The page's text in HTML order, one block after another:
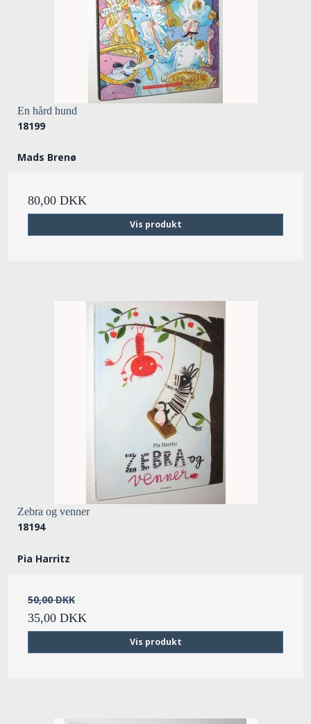
En hård hund
18199
Mads Brenø
80,00 DKK
Vis produkt
Zebra og venner
18194
Pia Harritz
50,00 DKK
35,00 DKK
Vis produkt